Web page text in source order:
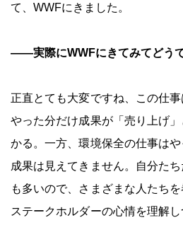
て、WWFにきました。
――実際にWWFにきてみてどうで
正直とても大変ですね、この仕事
やった分だけ成果が「売り上げ
かる。一方、環境保全の仕事は
成果は見えてきません。自分た
も多いので、さまざまな人たち
ステークホルダーの心情を理解